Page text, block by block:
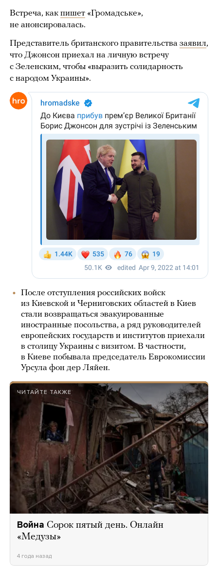
Встреча, как пишет «Громадське»,
не анонсировалась.
Представитель британского правительства заявил,
что Джонсон приехал на личную встречу
с Зеленским, чтобы «выразить солидарность
с народом Украины».
После отступления российских войск
из Киевской и Черниговских областей в Киев
стали возвращаться эвакуированные
иностранные посольства, а ряд руководителей
европейских государств и институтов приехали
в столицу Украины с визитом. В частности,
в Киеве побывала председатель Еврокомиссии
Урсула фон дер Ляйен.
ЧИТАЙТЕ ТАКЖЕ
Война Сорок пятый день. Онлайн
«Медузы»
4 года назад